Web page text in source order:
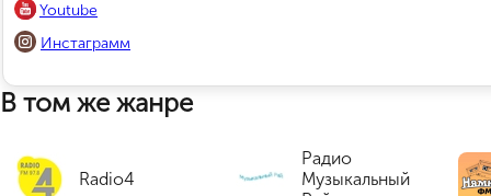
Youtube
Инстаграмм
В том же жанре
Radio4
Радио
Музыкальный